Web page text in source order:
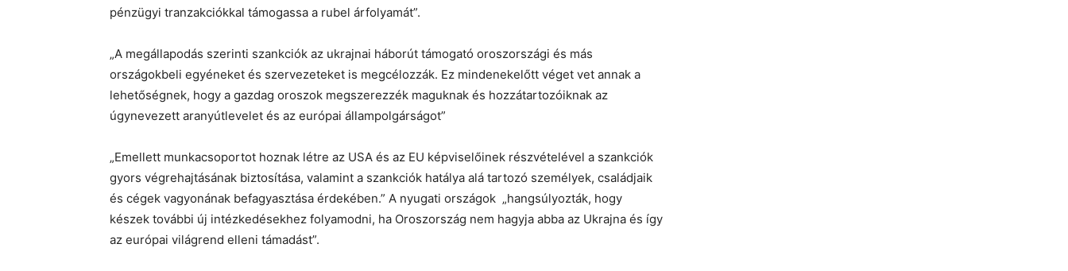
pénzügyi tranzakciókkal támogassa a rubel árfolyamát”.
„A megállapodás szerinti szankciók az ukrajnai háborút támogató oroszországi és más
országokbeli egyéneket és szervezeteket is megcélozzák. Ez mindenekelőtt véget vet annak a
lehetőségnek, hogy a gazdag oroszok megszerezzék maguknak és hozzátartozóiknak az
úgynevezett aranyútlevelet és az európai állampolgárságot”
„Emellett munkacsoportot hoznak létre az USA és az EU képviselőinek részvételével a szankciók
gyors végrehajtásának biztosítása, valamint a szankciók hatálya alá tartozó személyek, családjaik
és cégek vagyonának befagyasztása érdekében.” A nyugati országok „hangsúlyozták, hogy
készek további új intézkedésekhez folyamodni, ha Oroszország nem hagyja abba az Ukrajna és így
az európai világrend elleni támadást”.